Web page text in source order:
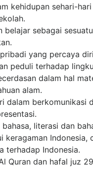
kehidupan sehari-
belajar sebagai
yang percaya
peduli terhadap
dalam hal
alam.
dalam berkomunikasi
bahasa, literasi dan
keragaman Indonesia,
terhadap Indonesia.
Quran dan hafal juz